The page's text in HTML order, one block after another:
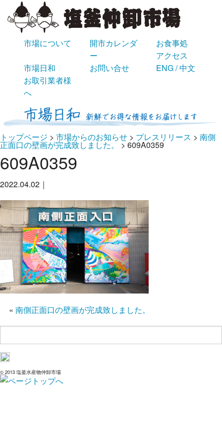
市場について
開市カレンダ
ー
お食事処
アクセス
市場日和
お問い合せ
ENG / 中文
お取引業者様
へ
トップページ > 市場からのお知らせ > プレスリリース > 南側
正面口の壁画が完成致しました。 >609A0359
609A0359
2022.04.02｜
« 南側正面口の壁画が完成致しました。
© 2013 塩釜水産物仲卸市場